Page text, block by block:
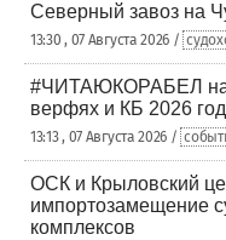
Северный завоз на
13:30 , 07 Августа 2026 /
#ЧИТАЮКОРАБЕЛ на
верфях и КБ 2026 год
13:13 , 07 Августа 2026 /
ОСК и Крыловский
импортозамещение
комплексов